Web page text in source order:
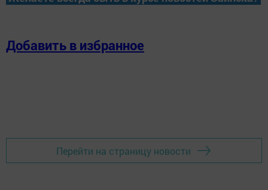
Добавить в избранное
Перейти на страницу новости